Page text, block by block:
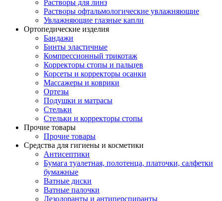
Растворы для линз
Растворы офтальмологические увлажняющие
Увлажняющие глазные капли
Ортопедические изделия
Бандажи
Бинты эластичные
Компрессионный трикотаж
Корректоры стопы и пальцев
Корсеты и корректоры осанки
Массажеры и коврики
Ортезы
Подушки и матрасы
Стельки
Стельки и корректоры стопы
Прочие товары
Прочие товары
Средства для гигиены и косметики
Антисептики
Бумага туалетная, полотенца, платочки, салфетки
бумажные
Ватные диски
Ватные палочки
Дезодоранты и антиперспиранты